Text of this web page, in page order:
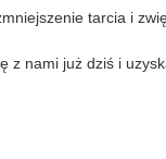
tarcia i
nami już dziś i